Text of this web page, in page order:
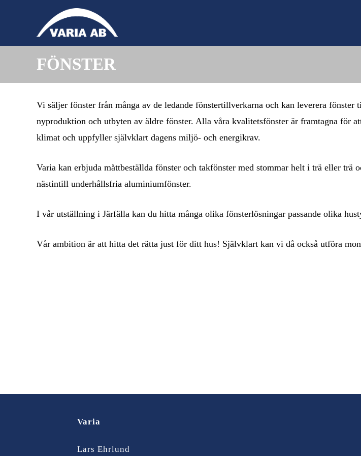
FÖNSTER
Vi säljer fönster från många av de ledande fönstertillverkarna och kan leverera fönster
nyproduktion och utbyten av äldre fönster. Alla våra kvalitetsfönster är framtagna för
klimat och uppfyller självklart dagens miljö- och energikrav.
Varia kan erbjuda måttbeställda fönster och takfönster med stommar helt i trä eller trä
nästintill underhållsfria aluminiumfönster.
I vår utställning i Järfälla kan du hitta många olika fönsterlösningar passande olika
Vår ambition är att hitta det rätta just för ditt hus! Självklart kan vi då också utföra
Varia
Lars Ehrlund